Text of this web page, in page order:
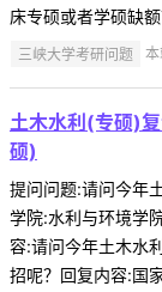
床专硕或者学硕缺
三峡大学考研问题
土木水利(专硕)
硕)
提问问题:请问今年
学院:水利与环境学
容:请问今年土木水
招呢？回复内容:国